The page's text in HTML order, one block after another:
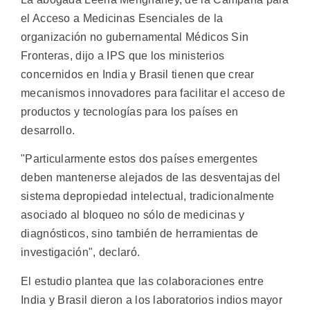
el Acceso a Medicinas Esenciales de la
organización no gubernamental Médicos Sin
Fronteras, dijo a IPS que los ministerios
concernidos en India y Brasil tienen que crear
mecanismos innovadores para facilitar el acceso de
productos y tecnologías para los países en
desarrollo.
"Particularmente estos dos países emergentes
deben mantenerse alejados de las desventajas del
sistema depropiedad intelectual, tradicionalmente
asociado al bloqueo no sólo de medicinas y
diagnósticos, sino también de herramientas de
investigación", declaró.
El estudio plantea que las colaboraciones entre
India y Brasil dieron a los laboratorios indios mayor